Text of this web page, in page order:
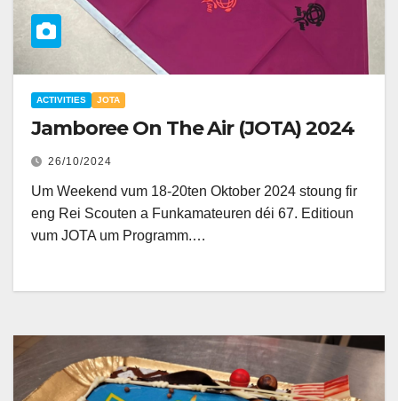
ACTIVITIES JOTA
Jamboree On The Air (JOTA) 2024
26/10/2024
Um Weekend vum 18-20ten Oktober 2024 stoung fir
eng Rei Scouten a Funkamateuren déi 67. Editioun
vum JOTA um Programm.…